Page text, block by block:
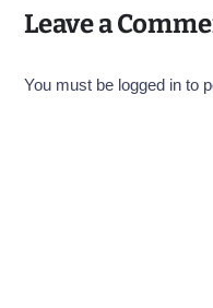
Leave a
You must be logged in to